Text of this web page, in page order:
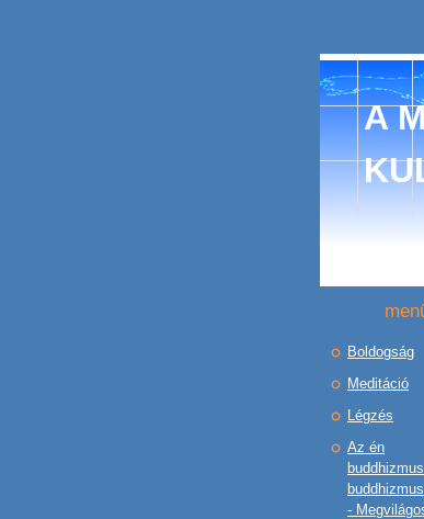
A
Boldogság
Meditáció
Légzés
Az én
-